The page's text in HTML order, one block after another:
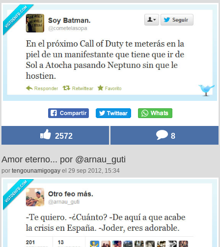
2572 8
Amor eterno... por @arnau_guti
por tengounamigogay el 29 sep 2012, 15:34